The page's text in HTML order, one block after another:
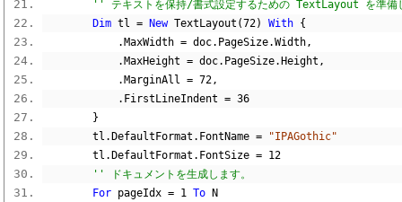
'' テキストを保持/書式設定するための TextLayout を準備
Dim tl = New TextLayout (72) With {
. MaxWidth = doc. PageSize.Width,
. MaxHeight = doc. PageSize. Height ,
. MarginAll = 72,
. FirstLineIndent = 36
}
        tl
. DefaultFormat . FontName =
"IPAGothic"
        tl
. DefaultFormat . FontSize = 12
'' ドキュメントを生成します。
For pageIdx = 1 To N